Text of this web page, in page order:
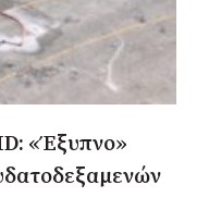
«Έξυπνο»